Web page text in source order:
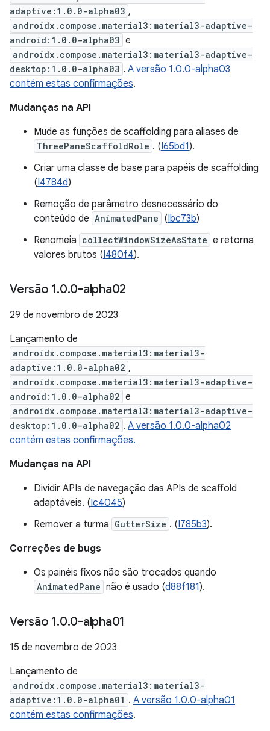
adaptive:1.0.0-alpha03 ,
androidx.compose.material3:material3-adaptive-
android:1.0.0-alpha03 e
androidx.compose.material3:material3-adaptive-
desktop:1.0.0-alpha03 . A versão 1.0.0-alpha03
contém estas confirmações.
Mudanças na API
Mude as funções de scaffolding para aliases de
ThreePaneScaffoldRole . (I65bd1).
Criar uma classe de base para papéis de scaffolding
(I4784d)
Remoção de parâmetro desnecessário do
conteúdo de AnimatedPane (Ibc73b)
Renomeia collectWindowSizeAsState e retorna
valores brutos (I480f4).
Versão 1.0.0-alpha02
29 de novembro de 2023
Lançamento de
androidx.compose.material3:material3-
adaptive:1.0.0-alpha02 ,
androidx.compose.material3:material3-adaptive-
android:1.0.0-alpha02 e
androidx.compose.material3:material3-adaptive-
desktop:1.0.0-alpha02 . A versão 1.0.0-alpha02
contém estas confirmações.
Mudanças na API
Dividir APIs de navegação das APIs de scaffold
adaptáveis. (Ic4045)
Remover a turma GutterSize . (I785b3).
Correções de bugs
Os painéis fixos não são trocados quando
AnimatedPane não é usado (d88f181).
Versão 1.0.0-alpha01
15 de novembro de 2023
Lançamento de
androidx.compose.material3:material3-
adaptive:1.0.0-alpha01 . A versão 1.0.0-alpha01
contém estas confirmações.